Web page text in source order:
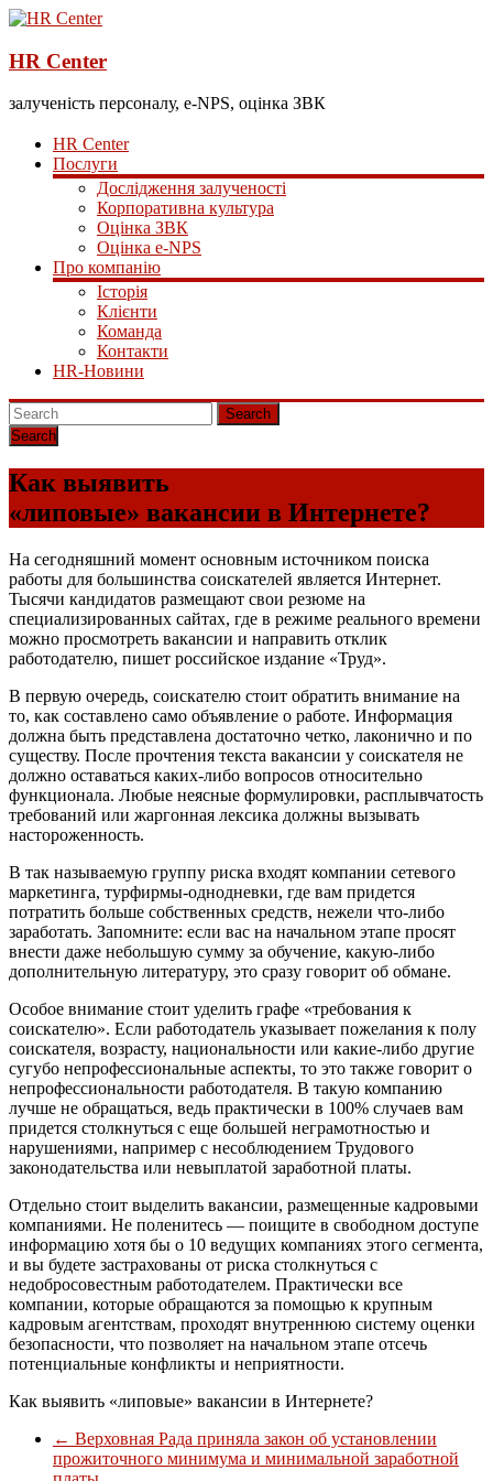
HR Center
залученість персоналу, e-NPS, оцінка ЗВК
HR Center
Послуги
Дослідження залученості
Корпоративна культура
Оцінка ЗВК
Оцінка e-NPS
Про компанію
Історія
Клієнти
Команда
Контакти
HR-Новини
Search
Как выявить
«липовые» вакансии в Интернете?
На сегодняшний момент основным источником поиска
работы для большинства соискателей является Интернет.
Тысячи кандидатов размещают свои резюме на
специализированных сайтах, где в режиме реального времени
можно просмотреть вакансии и направить отклик
работодателю, пишет российское издание «Труд».
В первую очередь, соискателю стоит обратить внимание на
то, как составлено само объявление о работе. Информация
должна быть представлена достаточно четко, лаконично и по
существу. После прочтения текста вакансии у соискателя не
должно оставаться каких-либо вопросов относительно
функционала. Любые неясные формулировки, расплывчатость
требований или жаргонная лексика должны вызывать
настороженность.
В так называемую группу риска входят компании сетевого
маркетинга, турфирмы-однодневки, где вам придется
потратить больше собственных средств, нежели что-либо
заработать. Запомните: если вас на начальном этапе просят
внести даже небольшую сумму за обучение, какую-либо
дополнительную литературу, это сразу говорит об обмане.
Особое внимание стоит уделить графе «требования к
соискателю». Если работодатель указывает пожелания к полу
соискателя, возрасту, национальности или какие-либо другие
сугубо непрофессиональные аспекты, то это также говорит о
непрофессиональности работодателя. В такую компанию
лучше не обращаться, ведь практически в 100% случаев вам
придется столкнуться с еще большей неграмотностью и
нарушениями, например с несоблюдением Трудового
законодательства или невыплатой заработной платы.
Отдельно стоит выделить вакансии, размещенные кадровыми
компаниями. Не поленитесь — поищите в свободном доступе
информацию хотя бы о 10 ведущих компаниях этого сегмента,
и вы будете застрахованы от риска столкнуться с
недобросовестным работодателем. Практически все
компании, которые обращаются за помощью к крупным
кадровым агентствам, проходят внутреннюю систему оценки
безопасности, что позволяет на начальном этапе отсечь
потенциальные конфликты и неприятности.
Как выявить «липовые» вакансии в Интернете?
← Верховная Рада приняла закон об установлении
прожиточного минимума и минимальной заработной